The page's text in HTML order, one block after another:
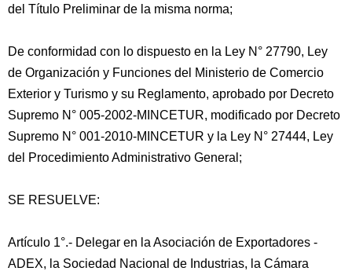
del Título Preliminar de la misma norma;
De conformidad con lo dispuesto en la Ley N° 27790, Ley
de Organización y Funciones del Ministerio de Comercio
Exterior y Turismo y su Reglamento, aprobado por Decreto
Supremo N° 005-2002-MINCETUR, modificado por Decreto
Supremo N° 001-2010-MINCETUR y la Ley N° 27444, Ley
del Procedimiento Administrativo General;
SE RESUELVE:
Artículo 1°.- Delegar en la Asociación de Exportadores -
ADEX, la Sociedad Nacional de Industrias, la Cámara